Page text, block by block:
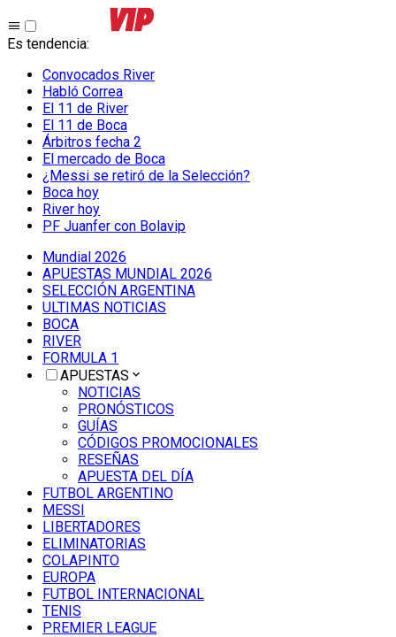
Es tendencia:
Convocados River
Habló Correa
El 11 de River
El 11 de Boca
Árbitros fecha 2
El mercado de Boca
¿Messi se retiró de la Selección?
Boca hoy
River hoy
PF Juanfer con Bolavip
Mundial 2026
APUESTAS MUNDIAL 2026
SELECCIÓN ARGENTINA
ULTIMAS NOTICIAS
BOCA
RIVER
FORMULA 1
APUESTAS
NOTICIAS
PRONÓSTICOS
GUÍAS
CÓDIGOS PROMOCIONALES
RESEÑAS
APUESTA DEL DÍA
FUTBOL ARGENTINO
MESSI
LIBERTADORES
ELIMINATORIAS
COLAPINTO
EUROPA
FUTBOL INTERNACIONAL
TENIS
PREMIER LEAGUE